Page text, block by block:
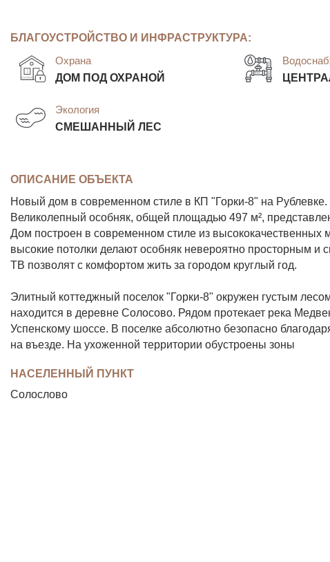
БЛАГОУСТРОЙСТВО И ИНФРАСТРУКТУРА:
Охрана
ДОМ ПОД ОХРАНОЙ
Экология
СМЕШАННЫЙ ЛЕС
ОПИСАНИЕ ОБЪЕКТА
Новый дом в современном стиле в КП "Горки-8" на Рублевке.
Великолепный особняк, общей площадью 497 м²,
Дом построен в современном стиле из
высокие потолки делают особняк невероятно просторным
ТВ позволят с комфортом жить за городом круглый год.
Элитный коттеджный поселок "Горки-8" окружен густым
находится в деревне Солосово. Рядом протекает река
Успенскому шоссе. В поселке абсолютно безопасно
на въезде. На ухоженной территории обустроены зоны
НАСЕЛЕННЫЙ ПУНКТ
Солослово